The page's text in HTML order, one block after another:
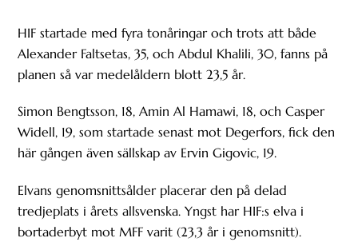
HIF startade med fyra tonåringar och trots att både
Alexander Faltsetas, 35, och Abdul Khalili, 30, fanns på
planen så var medelåldern blott 23,5 år.
Simon Bengtsson, 18, Amin Al Hamawi, 18, och Casper
Widell, 19, som startade senast mot Degerfors, fick den
här gången även sällskap av Ervin Gigovic, 19.
Elvans genomsnittsålder placerar den på delad
tredjeplats i årets allsvenska. Yngst har HIF:s elva i
bortaderbyt mot MFF varit (23,3 år i genomsnitt).